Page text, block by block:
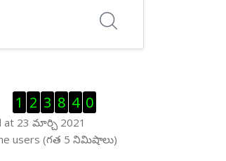
ను తప్పించు
1 2 3 8 4 0
at 23 మార్చి 2021
ను తప్పించు
users (గత 5 నిమిషాలు)